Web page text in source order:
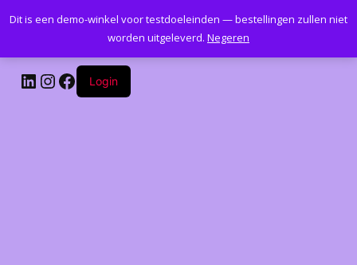
Kantoormeubelenplus.com
LinkedIn
Instagram
Facebook
Login
Dit is een demo-winkel voor testdoeleinden — bestellingen zullen niet
worden uitgeleverd. Negeren